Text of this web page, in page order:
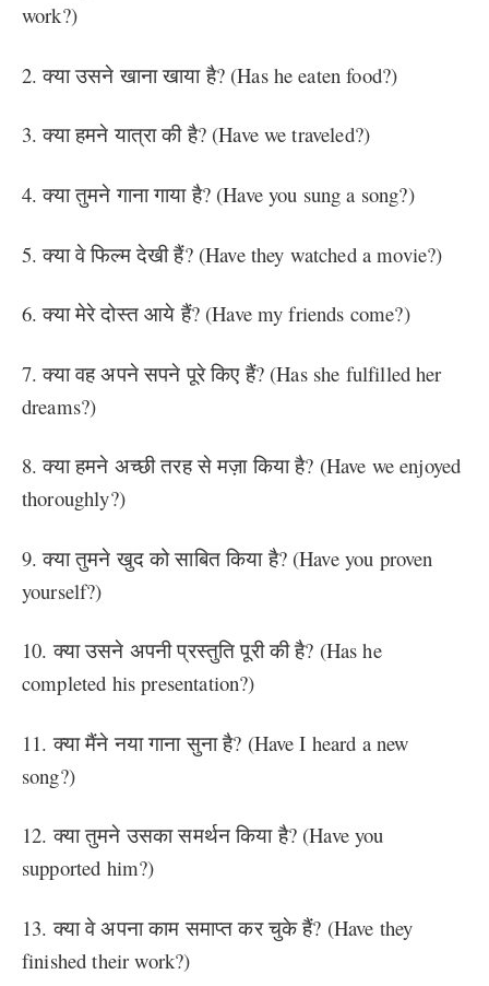
work?)
2. क्या उसने खाना खाया है? (Has he eaten food?)
3. क्या हमने यात्रा की है? (Have we traveled?)
4. क्या तुमने गाना गाया है? (Have you sung a song?)
5. क्या वे फिल्म देखी हैं? (Have they watched a movie?)
6. क्या मेरे दोस्त आये हैं? (Have my friends come?)
7. क्या वह अपने सपने पूरे किए हैं? (Has she fulfilled her
dreams?)
8. क्या हमने अच्छी तरह से मज़ा किया है? (Have we enjoyed
thoroughly?)
9. क्या तुमने खुद को साबित किया है? (Have you proven
yourself?)
10. क्या उसने अपनी प्रस्तुति पूरी की है? (Has he
completed his presentation?)
11. क्या मैंने नया गाना सुना है? (Have I heard a new
song?)
12. क्या तुमने उसका समर्थन किया है? (Have you
supported him?)
13. क्या वे अपना काम समाप्त कर चुके हैं? (Have they
finished their work?)